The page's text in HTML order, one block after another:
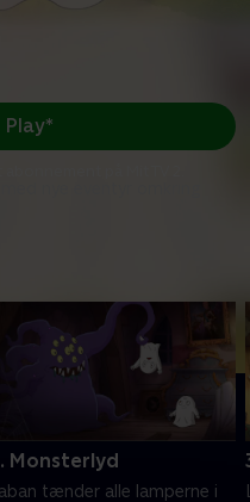
nye eventyr omkring
Play*
på Mit TV 2.
Monsterlyd
tænder alle lamperne i